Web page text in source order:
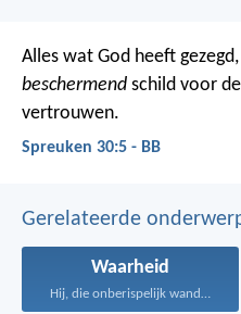
Alles wat God heeft
beschermend schild voor
vertrouwen.
Spreuken 30:5 - BB
Gerelateerde
Waarheid
Hij, die onberispelijk wandelt...